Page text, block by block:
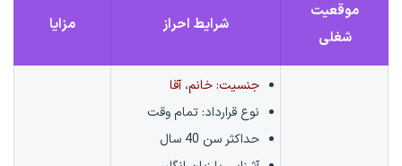
موقعیت
شغلی
شرایط احراز مزایا
جنسیت: خانم، آقا
نوع قرارداد: تمام وقت
حداکثر سن 40 سال